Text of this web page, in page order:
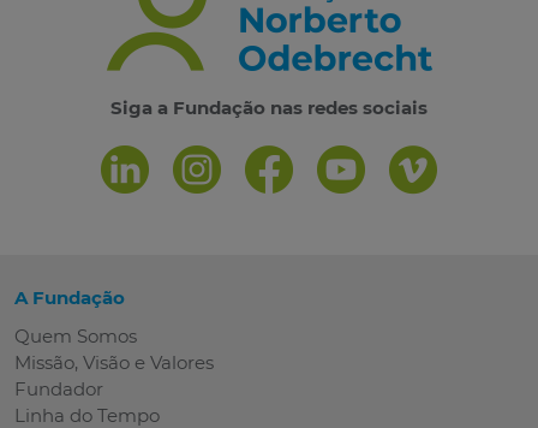
Siga a Fundação nas redes sociais
A Fundação
Quem Somos
Missão, Visão e Valores
Fundador
Linha do Tempo